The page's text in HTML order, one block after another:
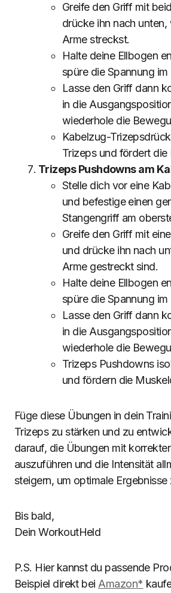
Greife den Griff mit
drücke ihn nach
Arme streckst.
Halte deine Ellbogen
spüre die Spannung im
Lasse den Griff dann
in die
wiederhole die
Kabelzug-
Trizeps und fördert
Trizeps Pushdowns am
Stelle dich vor eine
und befestige einen
Stangengriff am
Greife den Griff mit
und drücke ihn nach
Arme gestreckt sind.
Halte deine Ellbogen
spüre die Spannung im
Lasse den Griff dann
in die
wiederhole die
Trizeps Pushdowns
und fördern die
Füge diese Übungen in dein
Trizeps zu stärken und zu
darauf, die Übungen mit
auszuführen und die Intensität
steigern, um optimale Ergebnisse
Bis bald,
Dein WorkoutHeld
P.S. Hier kannst du passende
Beispiel direkt bei Amazon*